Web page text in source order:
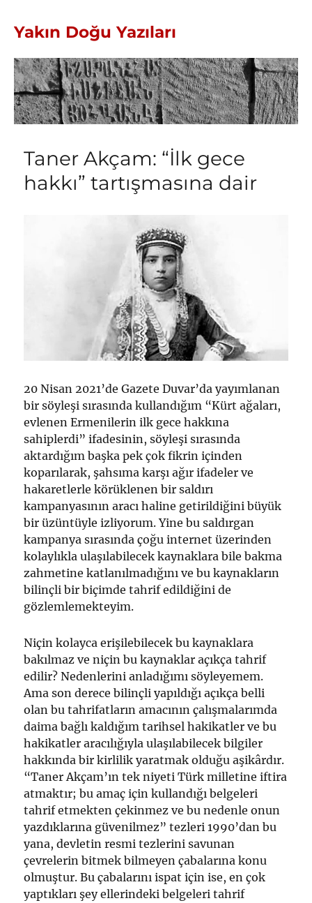
Yakın Doğu Yazıları
Taner Akçam: “İlk gece
hakkı” tartışmasına dair
20 Nisan 2021’de Gazete Duvar’da yayımlanan
bir söyleşi sırasında kullandığım “Kürt ağaları,
evlenen Ermenilerin ilk gece hakkına
sahiplerdi” ifadesinin, söyleşi sırasında
aktardığım başka pek çok fikrin içinden
koparılarak, şahsıma karşı ağır ifadeler ve
hakaretlerle körüklenen bir saldırı
kampanyasının aracı haline getirildiğini büyük
bir üzüntüyle izliyorum. Yine bu saldırgan
kampanya sırasında çoğu internet üzerinden
kolaylıkla ulaşılabilecek kaynaklara bile bakma
zahmetine katlanılmadığını ve bu kaynakların
bilinçli bir biçimde tahrif edildiğini de
gözlemlemekteyim.
Niçin kolayca erişilebilecek bu kaynaklara
bakılmaz ve niçin bu kaynaklar açıkça tahrif
edilir? Nedenlerini anladığımı söyleyemem.
Ama son derece bilinçli yapıldığı açıkça belli
olan bu tahrifatların amacının çalışmalarımda
daima bağlı kaldığım tarihsel hakikatler ve bu
hakikatler aracılığıyla ulaşılabilecek bilgiler
hakkında bir kirlilik yaratmak olduğu aşikârdır.
“Taner Akçam’ın tek niyeti Türk milletine iftira
atmaktır; bu amaç için kullandığı belgeleri
tahrif etmekten çekinmez ve bu nedenle onun
yazdıklarına güvenilmez” tezleri 1990’dan bu
yana, devletin resmi tezlerini savunan
çevrelerin bitmek bilmeyen çabalarına konu
olmuştur. Bu çabalarını ispat için ise, en çok
yaptıkları şey ellerindeki belgeleri tahrif